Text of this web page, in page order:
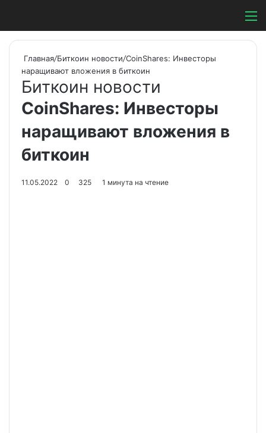
Switch skin
Главная/Биткоин новости/CoinShares: Инвесторы
наращивают вложения в биткоин
Биткоин новости
CoinShares: Инвесторы
наращивают вложения в
биткоин
11.05.2022 0 325 1 минута на чтение